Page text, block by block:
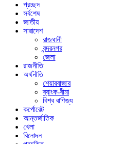
প্রচ্ছদ
সর্বশেষ
জাতীয়
সারাদেশ
রাজধানী
বন্দরনগর
জেলা
রাজনীতি
অর্থনীতি
শেয়ারবাজার
ব্যাংক-বীমা
বিশ্ব বাণিজ্য
কর্পোরেট
আন্তর্জাতিক
খেলা
বিনোদন